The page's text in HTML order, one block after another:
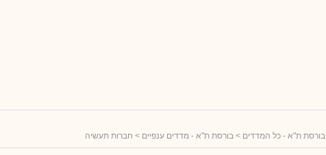
בורסת ת"א - כל המדדים > בורסת ת"א - מדדים ענפיים > חברות תעשיה